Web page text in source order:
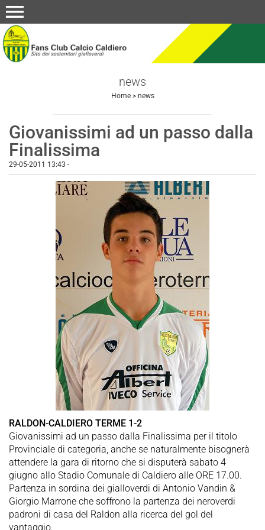
menu
news
Home> news
Giovanissimi ad un passo dalla
Finalissima
29-05-2011 13:43 -
RALDON-CALDIERO TERME 1-2
Giovanissimi ad un passo dalla Finalissima per il titolo
Provinciale di categoria, anche se naturalmente bisognerà
attendere la gara di ritorno che si disputerà sabato 4
giugno allo Stadio Comunale di Caldiero alle ORE 17.00.
Partenza in sordina dei gialloverdi di Antonio Vandin &
Giorgio Marrone che soffrono la partenza dei neroverdi
padroni di casa del Raldon alla ricerca del gol del
vantaggio.